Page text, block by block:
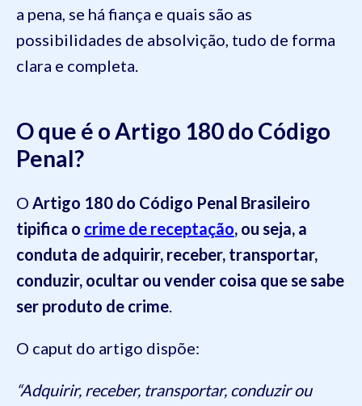
a pena, se há fiança e quais são as
possibilidades de absolvição, tudo de forma
clara e completa.
O que é o Artigo 180 do Código
Penal?
O Artigo 180 do Código Penal Brasileiro
tipifica o crime de receptação, ou seja, a
conduta de adquirir, receber, transportar,
conduzir, ocultar ou vender coisa que se sabe
ser produto de crime.
O caput do artigo dispõe:
“Adquirir, receber, transportar, conduzir ou